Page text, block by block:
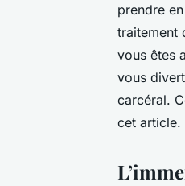
prendre
traitement
vous êtes
vous
carcéral.
cet article.